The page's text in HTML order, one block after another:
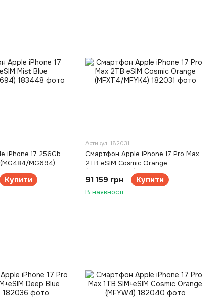
iPhone 17 256Gb
MG694)
Купити
Артикул: 182031
Смартфон Apple iPhone 17 Pro Max
2TB eSIM Cosmic Orange
(MFXT4/MFYK4)
91 159 грн Купити
В наявності